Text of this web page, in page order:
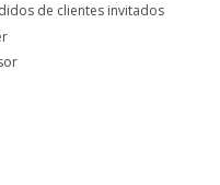
de clientes invitados